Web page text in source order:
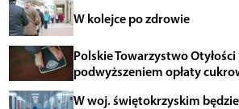
W kolejce po zdrowie
Polskie Towarzystwo Otyłości
podwyższeniem opłaty
W woj. świętokrzyskim